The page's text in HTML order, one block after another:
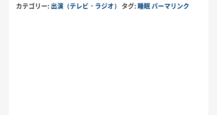
カテゴリー: 出演（テレビ・ラジオ） タグ:睡眠 パーマリンク